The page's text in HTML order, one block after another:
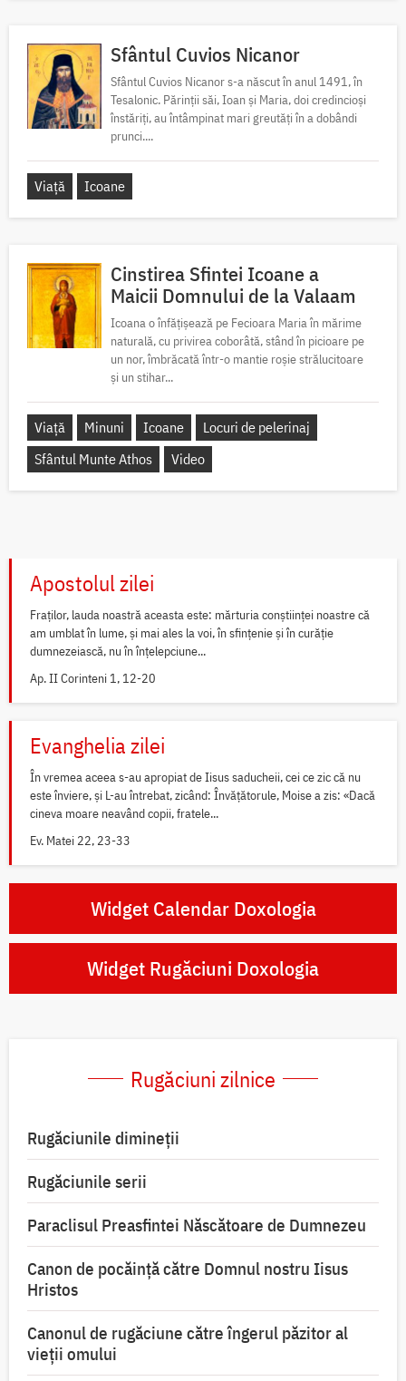
Sfântul Cuvios Nicanor
Sfântul Cuvios Nicanor s-a născut în anul 1491, în
Tesalonic. Părinții săi, Ioan și Maria, doi credincioși
înstăriți, au întâmpinat mari greutăți în a dobândi
prunci....
Viață Icoane
Cinstirea Sfintei Icoane a
Maicii Domnului de la Valaam
Icoana o înfățișează pe Fecioara Maria în mărime
naturală, cu privirea coborâtă, stând în picioare pe
un nor, îmbrăcată într-o mantie roșie strălucitoare
și un stihar...
Viață Minuni Icoane
Locuri de pelerinaj
Sfântul Munte Athos
Video
Apostolul zilei
Fraților, lauda noastră aceasta este: mărturia conștiinței noastre că
am umblat în lume, și mai ales la voi, în sfințenie și în curăție
dumnezeiască, nu în înțelepciune...
Ap. II Corinteni 1, 12-20
Evanghelia zilei
În vremea aceea s-au apropiat de Iisus saducheii, cei ce zic că nu
este înviere, și L-au întrebat, zicând: Învățătorule, Moise a zis: «Dacă
cineva moare neavând copii, fratele...
Ev. Matei 22, 23-33
Widget Calendar Doxologia
Widget Rugăciuni Doxologia
Rugăciuni zilnice
Rugăciunile dimineții
Rugăciunile serii
Paraclisul Preasfintei Născătoare de Dumnezeu
Canon de pocăință către Domnul nostru Iisus
Hristos
Canonul de rugăciune către îngerul păzitor al
vieții omului